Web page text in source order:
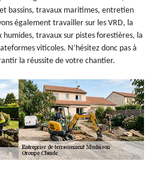
bassins, travaux maritimes, entretien
également travailler sur les VRD, la
travaux sur pistes forestières, la
viticoles. N’hésitez donc pas à
la réussite de votre chantier.